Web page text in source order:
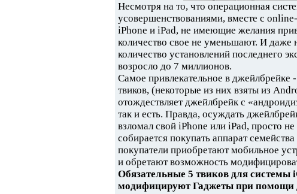
Несмотря на то, что операционная
усовершенствованиями, вместе с
iPhone и iPad, не имеющие желания
количество свое не уменьшают. И даже
количество установлений последнего
возросло до 7 миллионов.
Самое привлекательное в джейлбрейке
твиков, (некоторые из них взяты из
отождествляет джейлбрейк с
так и есть. Правда, осуждать
взломал свой iPhone или iPad, просто
собирается покупать аппарат
покупатели приобретают мобильное
и обретают возможность
Обязательные 5 твиков для системы
модифицируют Гаджеты при помощи